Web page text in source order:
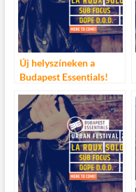
Új helyszíneken a
Budapest Essentials!